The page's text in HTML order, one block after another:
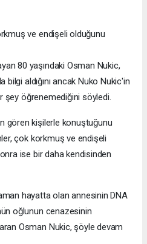
ve endişeli olduğunu
80 yaşındaki Osman Nukic,
bilgi aldığını ancak Nuko Nukic'in
şey öğrenemediğini söyledi.
gören kişilerle konuştuğunu
çok korkmuş ve endişeli
ise bir daha kendisinden
hayatta olan annesinin DNA
oğlunun cenazesinin
Osman Nukic, şöyle devam